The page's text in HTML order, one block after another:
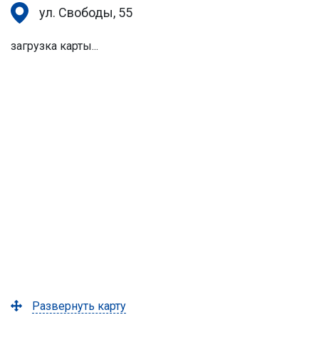
ул. Свободы, 55
загрузка карты...
Развернуть карту